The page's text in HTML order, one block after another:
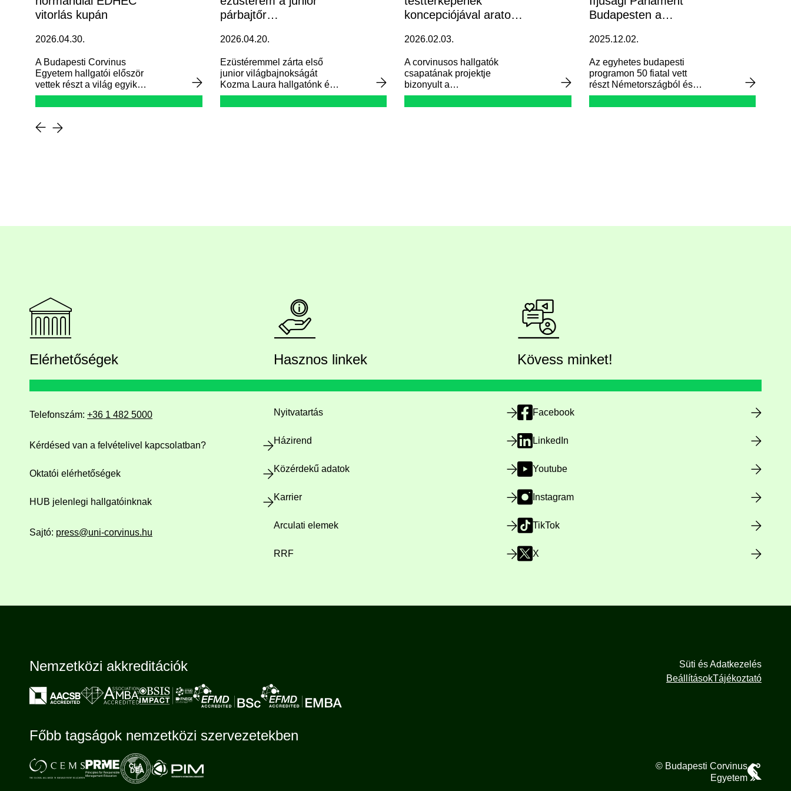
vitorlás kupán
2026.04.30.
A Budapesti Corvinus
Egyetem hallgatói először
vettek részt a világ egyik
legnagyobb egyetemi
sporteseményén, ahol már
méltó eredményt értek el.
párbajtőr
2026.04.20.
Ezüstéremmel zárta első
junior világbajnokságát
Kozma Laura hallgatónk és
a női párbajtőrcsapat.
koncepciójával aratott
hallgató a CheckINN
versenyen
2026.02.03.
A corvinusos hallgatók
csapatának projektje
bizonyult a
leginnovatívabbnak a
CheckINN Turisztikai
Budapesten a
hallgatójának
részvételével
2025.12.02.
Az egyhetes budapesti
programon 50 fiatal vett
részt Németországból és
Magyarországról, köztük öt
Corvinus DSG hallgató. A
Elérhetőségek
Telefonszám: +36 1 482 5000
Kérdésed van a felvételivel kapcsolatban?
Oktatói elérhetőségek
HUB jelenlegi hallgatóinknak
Sajtó: press@uni-corvinus.hu
Hasznos linkek
Nyitvatartás
Házirend
Közérdekű adatok
Karrier
Arculati elemek
RRF
Kövess minket!
Facebook
LinkedIn
Youtube
Instagram
TikTok
X
Nemzetközi akkreditációk
Főbb tagságok nemzetközi szervezetekben
Süti és Adatkezelés
BeállításokTájékoztató
© Budapesti Corvinus
Egyetem